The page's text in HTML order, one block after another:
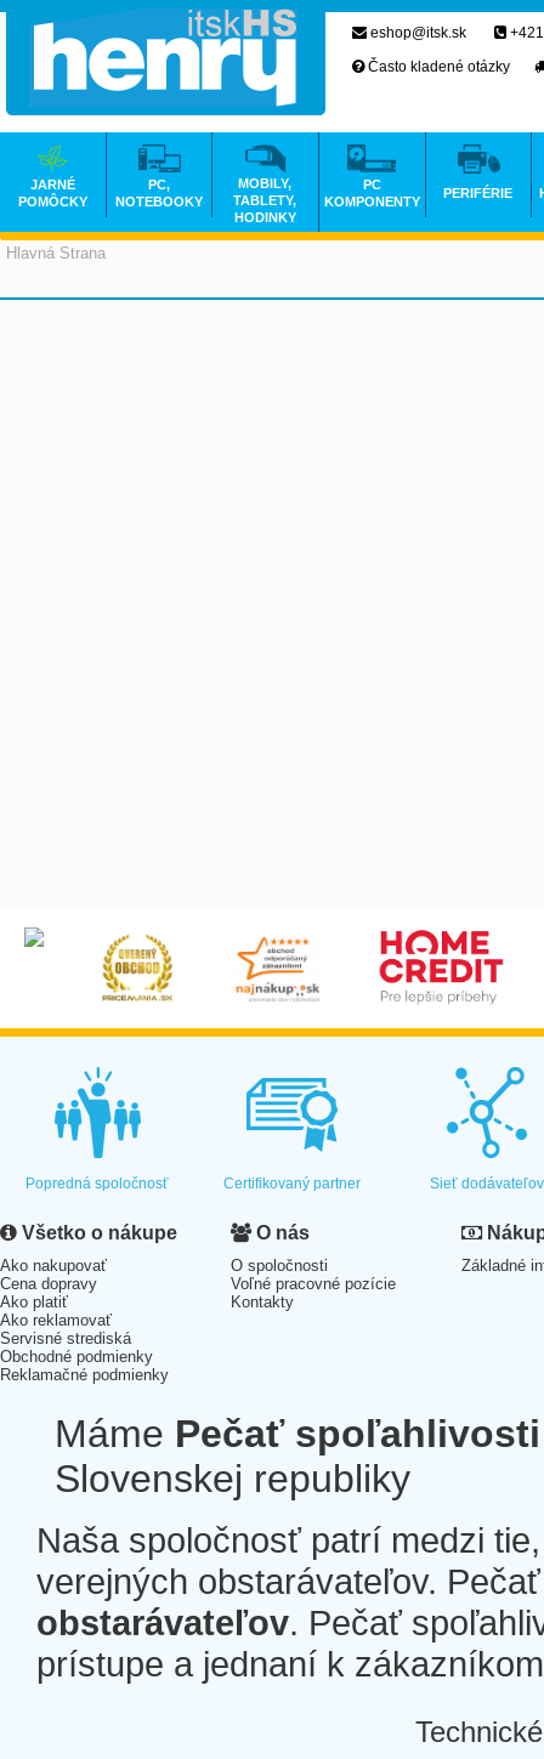
Hlavná Strana
eshop@itsk.sk
Často kladené otázky
JARNÉ
POMÔCKY
PC,
NOTEBOOKY
MOBILY,
TABLETY,
HODINKY
PC
KOMPONENTY
PERIFÉRIE
Popredná spoločnosť Certifikovaný partner Sieť dodávateľov
Všetko o nákupe
Ako nakupovať
Cena dopravy
Ako platiť
Ako reklamovať
Servisné strediská
Obchodné podmienky
Reklamačné podmienky
O nás
O spoločnosti
Voľné pracovné pozície
Kontakty
Základné
Máme Pečať spoľahlivosti
Slovenskej republiky
Naša spoločnosť patrí medzi
verejných obstarávateľov.
obstarávateľov. Pečať
prístupe a jednaní k